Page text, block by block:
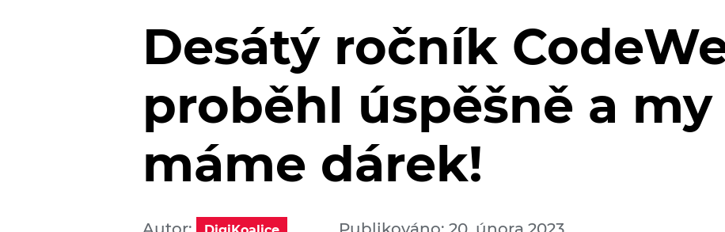
Desátý ročník
proběhl úspěšně a my
máme dárek!